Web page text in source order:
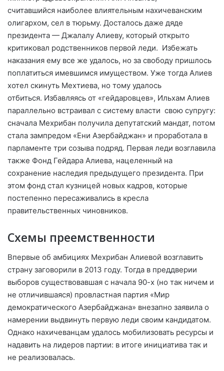
считавшийся наиболее влиятельным нахичеванским
олигархом, сел в тюрьму. Досталось даже дяде
президента — Джалалу Алиеву, который открыто
критиковал родственников первой леди. Избежать
наказания ему все же удалось, но за свободу пришлось
поплатиться имевшимся имуществом. Уже тогда Алиев
хотел скинуть Мехтиева, но тому удалось
отбиться. Избавляясь от «гейдаровцев», Ильхам Алиев
параллельно встраивал с систему власти свою супругу:
сначала Мехрибан получила депутатский мандат, потом
стала зампредом «Ени Азербайджан» и проработала в
парламенте три созыва подряд. Первая леди возглавила
также Фонд Гейдара Алиева, нацеленный на
сохранение наследия предыдущего президента. При
этом фонд стал кузницей новых кадров, которые
постепенно пересаживались в кресла
правительственных чиновников.
Схемы преемственности
Впервые об амбициях Мехрибан Алиевой возглавить
страну заговорили в 2013 году. Тогда в преддверии
выборов существовавшая с начала 90-х (но так ничем и
не отличившаяся) провластная партия «Мир
демократического Азербайджана» внезапно заявила о
намерении выдвинуть первую леди своим кандидатом.
Однако нахичеванцам удалось мобилизовать ресурсы и
надавить на лидеров партии: в итоге инициатива так и
не реализовалась.